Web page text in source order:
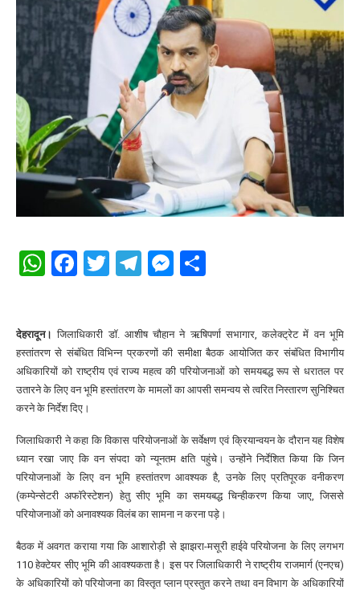
WhatsApp
Facebook
Twitter
Telegram
Messenger
देहरादून। जिलाधिकारी डॉ. आशीष चौहान ने ऋषिपर्णा सभागार, कलेक्ट्रेट में वन भूमि
हस्तांतरण से संबंधित विभिन्न प्रकरणों की समीक्षा बैठक आयोजित कर संबंधित विभागीय
अधिकारियों को राष्ट्रीय एवं राज्य महत्व की परियोजनाओं को समयबद्ध रूप से धरातल पर
उतारने के लिए वन भूमि हस्तांतरण के मामलों का आपसी समन्वय से त्वरित निस्तारण सुनिश्चित
करने के निर्देश दिए।
जिलाधिकारी ने कहा कि विकास परियोजनाओं के सर्वेक्षण एवं क्रियान्वयन के दौरान यह विशेष
ध्यान रखा जाए कि वन संपदा को न्यूनतम क्षति पहुंचे। उन्होंने निर्देशित किया कि जिन
परियोजनाओं के लिए वन भूमि हस्तांतरण आवश्यक है, उनके लिए प्रतिपूरक वनीकरण
(कम्पेन्सेटरी अफॉरेस्टेशन) हेतु सीए भूमि का समयबद्ध चिन्हीकरण किया जाए, जिससे
परियोजनाओं को अनावश्यक विलंब का सामना न करना पड़े।
बैठक में अवगत कराया गया कि आशारोड़ी से झाझरा-मसूरी हाईवे परियोजना के लिए लगभग
110 हेक्टेयर सीए भूमि की आवश्यकता है। इस पर जिलाधिकारी ने राष्ट्रीय राजमार्ग (एनएच)
के अधिकारियों को परियोजना का विस्तृत प्लान प्रस्तुत करने तथा वन विभाग के अधिकारियों